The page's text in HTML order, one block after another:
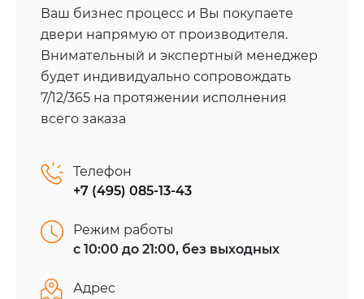
Ваш бизнес процесс и Вы покупаете
двери напрямую от производителя.
Внимательный и экспертный менеджер
будет индивидуально сопровождать
7/12/365 на протяжении исполнения
всего заказа
Телефон
+7 (495) 085-13-43
Режим работы
с 10:00 до 21:00, без выходных
Адрес